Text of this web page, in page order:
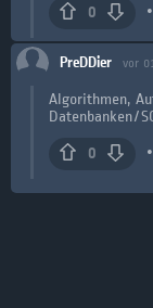
0
PreDDier vor
Algorithmen,
Datenbanken/
0